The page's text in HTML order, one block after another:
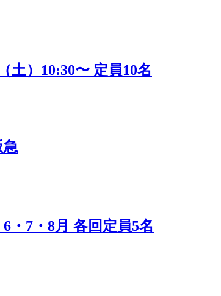
）10:30〜 定員10名
急
・7・8月 各回定員5名